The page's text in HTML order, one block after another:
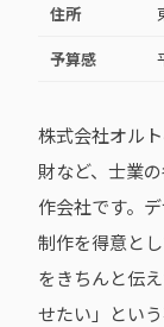
住所
予算感
株式会社オル
財など、士業
作会社です。
制作を得意と
をきちんと伝
せたい」とい